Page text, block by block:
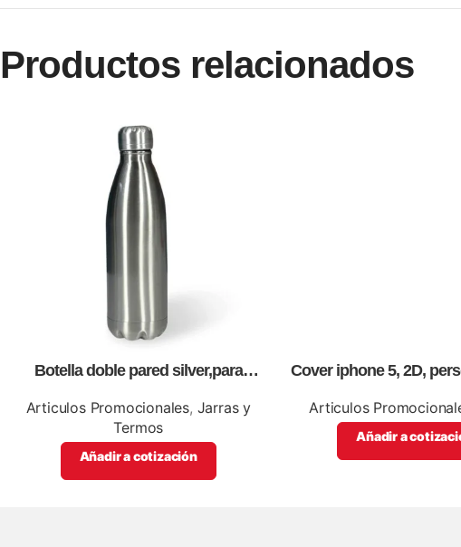
Productos relacionados
Botella doble pared silver,para
Articulos Promocionales, Jarras y
Termos
Añadir a cotización
Cover iphone 5, 2D,
Articulos
Añadir a